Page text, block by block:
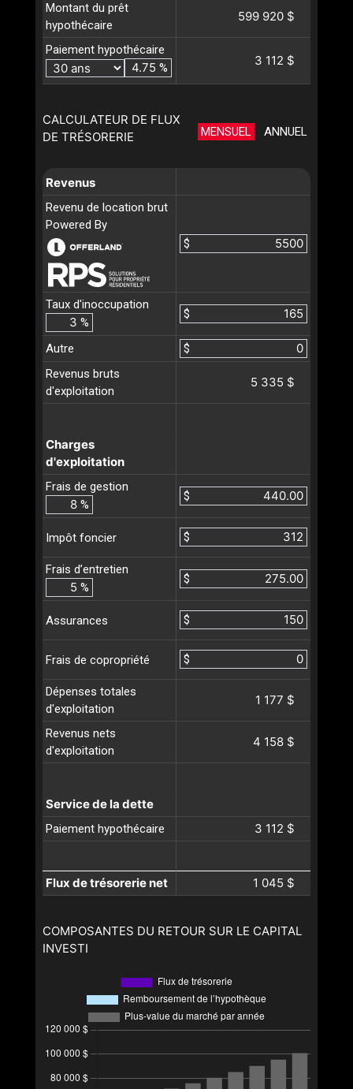
Montant du prêt
hypothécaire
599 920 $
Paiement hypothécaire
%
3 112 $
CALCULATEUR DE FLUX
DE TRÉSORERIE
MENSUEL ANNUEL
Revenus
Revenu de location brut
Powered By
$
Taux d'inoccupation
%
$
Autre
$
Revenus bruts
d'exploitation
5 335 $
Charges
d'exploitation
Frais de gestion
%
$
Impôt foncier $
Frais d’entretien
%
$
Assurances $
Frais de copropriété $
Dépenses totales
d'exploitation
1 177 $
Revenus nets
d'exploitation
4 158 $
Service de la dette
Paiement hypothécaire 3 112 $
Flux de trésorerie net 1 045 $
COMPOSANTES DU RETOUR SUR LE CAPITAL
INVESTI